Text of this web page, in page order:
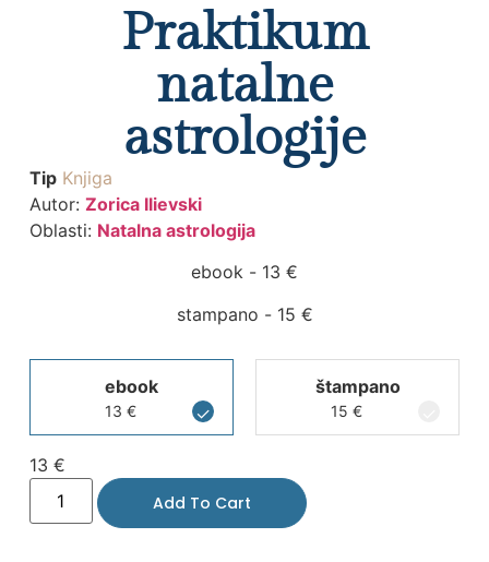
Praktikum
natalne
astrologije
Tip Knjiga
Autor: Zorica Ilievski
Oblasti: Natalna astrologija
ebook - 13 €
stampano - 15 €
ebook
13 €
štampano
15€
13 €
Add To Cart